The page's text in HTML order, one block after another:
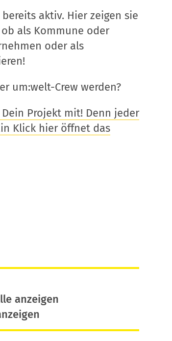
aktiv. Hier zeigen sie
als Kommune oder
oder als
um:welt-Crew werden?
Projekt mit! Denn jeder
Klick hier öffnet das
anzeigen